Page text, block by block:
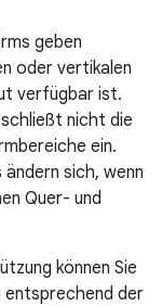
geben
oder vertikalen
verfügbar ist.
nicht die
ein.
sich, wenn
Quer- und
können Sie
entsprechend der